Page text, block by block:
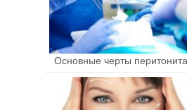
Основные черты перитонита